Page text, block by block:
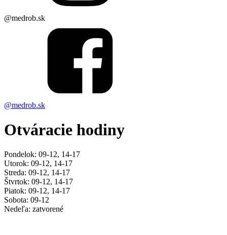
@medrob.sk
@medrob.sk
Otváracie hodiny
Pondelok: 09-12, 14-17
Utorok: 09-12, 14-17
Streda: 09-12, 14-17
Štvrtok: 09-12, 14-17
Piatok: 09-12, 14-17
Sobota: 09-12
Nedeľa: zatvorené